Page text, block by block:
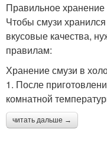
Правильное хранение
Чтобы смузи
вкусовые качества,
правилам:
Хранение смузи в
1. После
комнатной
читать дальше →